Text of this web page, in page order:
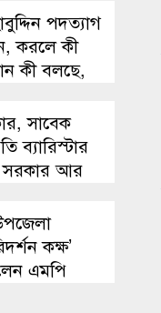
পদত্যাগ
করলে কী
কী বলছে,
সাবেক
ব্যারিস্টার
সরকার আর
কক্ষ’
এমপি